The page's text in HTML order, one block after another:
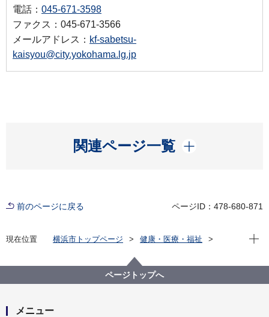
電話： 045-671-3598
ファクス：045-671-3566
メールアドレス： kf-sabetsu-
kaisyou@city.yokohama.lg.jp
関連ページ一覧
開く
前のページに戻る ページID：478-680-871
現在位置 横浜市トップページ
健康・医療・福祉
障害者差別解消法への対応
聴覚・平衡機能障害
（障害者差別事例6）聴覚・平衡機能障害 交通機関・
現在
ページトップへ
メニュー